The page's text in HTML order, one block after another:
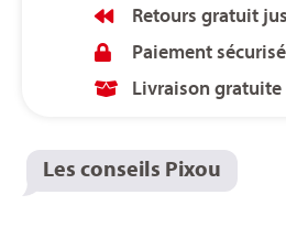
Retours gratuit
Paiement sécurisé
Livraison gratuite
Les conseils Pixou